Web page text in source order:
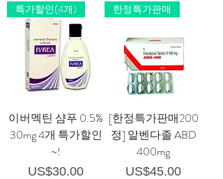
특가할인(4개)
이버멕틴 샴푸 0.5%
30mg 4개 특가할인
~!
가격
US$30.00
한정특가판매
[한정특가판매200
정] 알벤다졸 ABD
400mg
가격
US$45.00